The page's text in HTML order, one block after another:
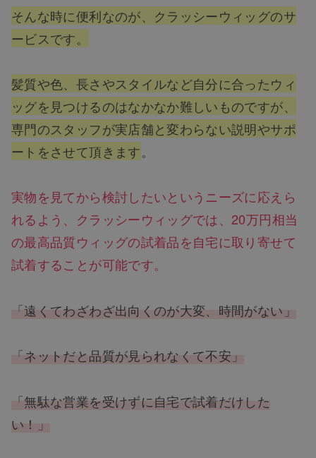
そんな時に便利なのが、クラッシーウィッグのサ
ービスです。
髪質や色、長さやスタイルなど自分に合ったウィ
ッグを見つけるのはなかなか難しいものですが、
専門のスタッフが実店舗と変わらない説明やサポ
ートをさせて頂きます。
実物を見てから検討したいというニーズに応えら
れるよう、クラッシーウィッグでは、20万円相当
の最高品質ウィッグの試着品を自宅に取り寄せて
試着することが可能です。
「遠くてわざわざ出向くのが大変、時間がない」
「ネットだと品質が見られなくて不安」
「無駄な営業を受けずに自宅で試着だけした
い！」